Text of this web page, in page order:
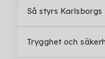
Så styrs
Trygghet och